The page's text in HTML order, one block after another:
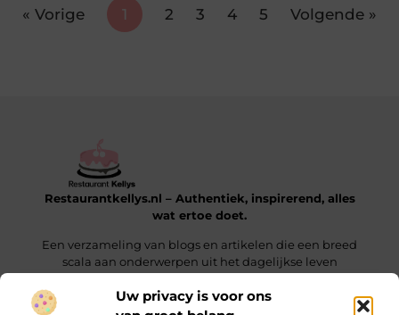
Uw privacy is voor ons
« Vorige 1 2 3 4 5 Volgende »
Restaurantkellys.nl – Authentiek, inspirerend, alles
wat ertoe doet.
Een verzameling van blogs en artikelen die een breed
scala aan onderwerpen uit het dagelijkse leven